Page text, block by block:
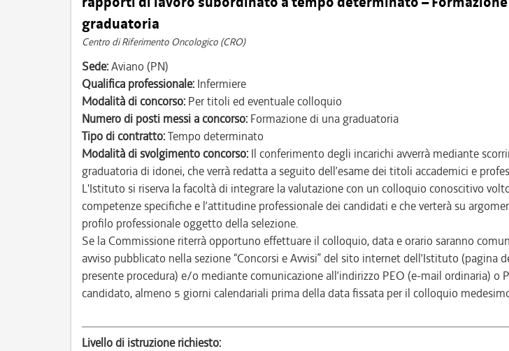
graduatoria
Centro di Riferimento Oncologico (CRO)
Sede:Aviano (PN)
Qualifica professionale: Infermiere
Modalità di concorso: Per titoli ed eventuale colloquio
Numero di posti messi a concorso: Formazione di una graduatoria
Tipo di contratto:Tempo determinato
Modalità di svolgimento concorso: Il conferimento degli incarichi avverrà mediante
graduatoria di idonei, che verrà redatta a seguito dell’esame dei titoli accademici e
L'Istituto si riserva la facoltà di integrare la valutazione con un colloquio conoscitivo
competenze specifiche e l’attitudine professionale dei candidati e che verterà su
profilo professionale oggetto della selezione.
Se la Commissione riterrà opportuno effettuare il colloquio, data e orario saranno
avviso pubblicato nella sezione “Concorsi e Avvisi” del sito internet dell’Istituto (pagina
presente procedura) e/o mediante comunicazione all’indirizzo PEO (e-mail ordinaria) o
candidato, almeno 5 giorni calendariali prima della data fissata per il colloquio
Livello di istruzione richiesto: